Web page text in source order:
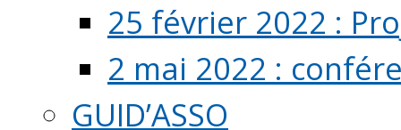
25 février 2022 :
2 mai 2022 :
GUID’ASSO